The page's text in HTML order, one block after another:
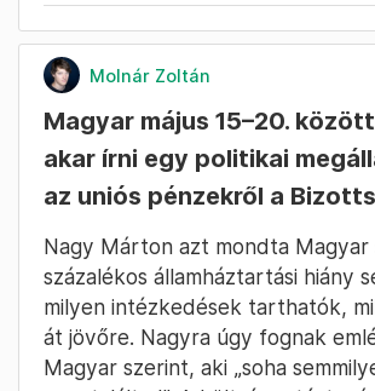
győz.
Családipótlék-emelés,
bevezetése rászorulóknak,
nyugdíjemelés, úgy terveznek,
lépésről lépésre bevezetik,
milliárdosok vagyonadóját is: „c'est
Fotó: Bődey János / Telex
Molnár Zoltán